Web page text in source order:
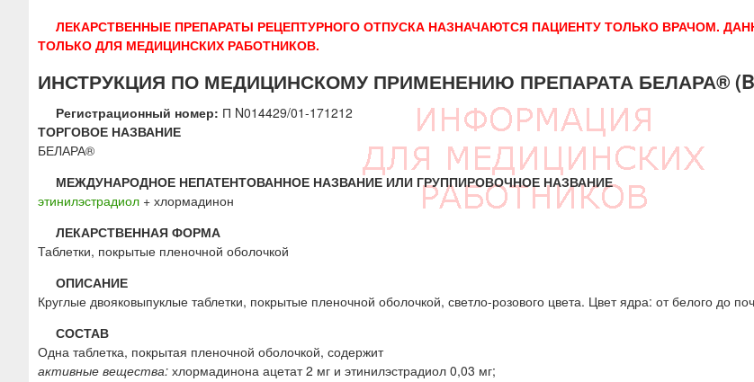
н ЛЕКАРСТВЕННЫЕ ПРЕПАРАТЫ РЕЦЕПТУРНОГО ОТПУСКА НАЗНАЧАЮТСЯ ПАЦИЕНТУ ТОЛЬКО ВРАЧОМ.
ТОЛЬКО ДЛЯ МЕДИЦИНСКИХ РАБОТНИКОВ.
ИНСТРУКЦИЯ ПО МЕДИЦИНСКОМУ ПРИМЕНЕНИЮ ПРЕПАРАТА БЕЛАРА®
Регистрационный номер: П N014429/01-171212
ТОРГОВОЕ НАЗВАНИЕ
БЕЛАРА®
МЕЖДУНАРОДНОЕ НЕПАТЕНТОВАННОЕ НАЗВАНИЕ ИЛИ ГРУППИРОВОЧНОЕ НАЗВАНИЕ
этинилэстрадиол + хлормадинон
ЛЕКАРСТВЕННАЯ ФОРМА
Таблетки, покрытые пленочной оболочкой
ОПИСАНИЕ
Круглые двояковыпуклые таблетки, покрытые пленочной оболочкой, светло-розового цвета. Цвет ядра: от белого до
СОСТАВ
Одна таблетка, покрытая пленочной оболочкой, содержит
активные вещества: хлормадинона ацетат 2 мг и этинилэстрадиол 0,03 мг;